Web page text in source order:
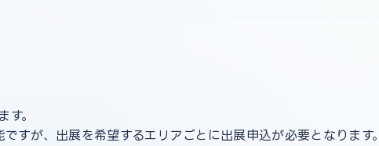
。
すが、出展を希望するエリアごとに出展申込が必要となります。